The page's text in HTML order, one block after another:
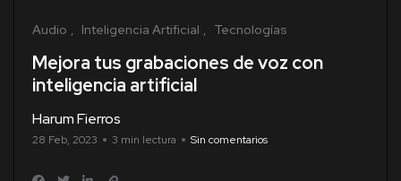
Audio Inteligencia Artificial Tecnologías
Mejora tus grabaciones de voz con
inteligencia artificial
Harum Fierros
28 Feb, 2023 3 min lectura Sin comentarios